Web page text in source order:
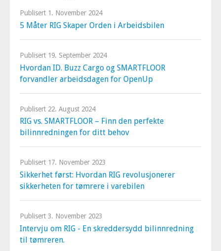
5 Måter RIG Skaper Orden i Arbeidsbilen
Publisert 1. November 2024
Hvordan ID. Buzz Cargo og SMARTFLOOR
forvandler arbeidsdagen for OpenUp
Publisert 19. September 2024
RIG vs. SMARTFLOOR – Finn den perfekte
bilinnredningen for ditt behov
Publisert 22. August 2024
Sikkerhet først: Hvordan RIG revolusjonerer
sikkerheten for tømrere i varebilen
Publisert 17. November 2023
Intervju om RIG - En skreddersydd bilinnredning
til tømreren.
Publisert 3. November 2023